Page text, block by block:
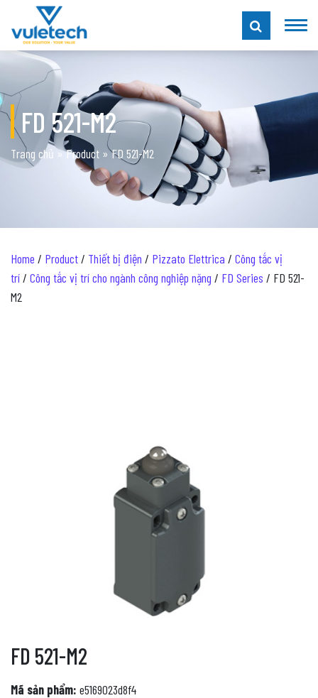
FD 521-M2
Trang chủ »Product »FD 521-M2
Home / Product/ Thiết bị điện / Pizzato Elettrica / Công tắc vị
trí/ Công tắc vị trí cho ngành công nghiệp nặng / FD Series / FD 521-
M2
FD 521-M2
Mã sản phẩm: e5169023d8f4